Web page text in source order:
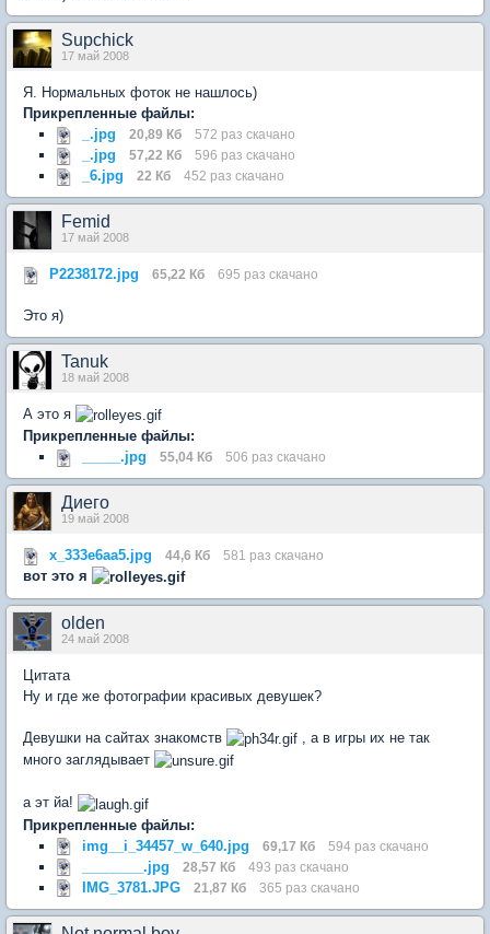
Supchick
17 май 2008
Я. Нормальных фоток не нашлось)
Прикрепленные файлы:
_.jpg
20,89 Кб 572 раз скачано
_.jpg 57,22 Кб 596 раз скачано
_6.jpg 22 Кб 452 раз скачано
Femid
17 май 2008
P2238172.jpg 65,22 Кб 695 раз скачано
Это я)
Tanuk
18 май 2008
А это я
Прикрепленные файлы:
_____.jpg
55,04 Кб 506 раз скачано
Диего
19 май 2008
x_333e6aa5.jpg 44,6 Кб 581 раз скачано
вот это я
olden
24 май 2008
Цитата
Ну и где же фотографии красивых девушек?
Девушки на сайтах знакомств
, а в игры их не так
много заглядывает
а эт йа!
Прикрепленные файлы:
img__i_34457_w_640.jpg
69,17 Кб 594 раз скачано
________.jpg 28,57 Кб 493 раз скачано
IMG_3781.JPG 21,87 Кб 365 раз скачано